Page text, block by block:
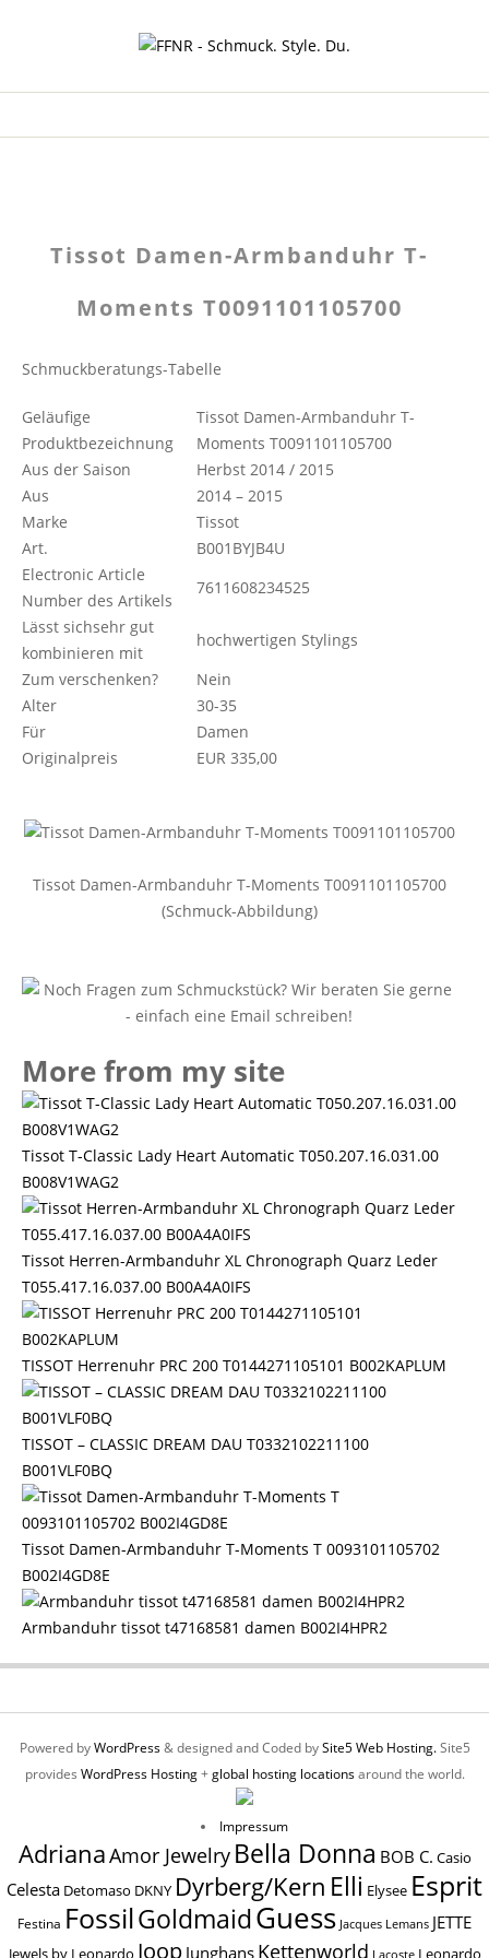
Tissot Damen-Armbanduhr T-
Moments T0091101105700
Schmuckberatungs-Tabelle
Geläufige
Produktbezeichnung
Tissot Damen-Armbanduhr T-
Moments T0091101105700
Aus der Saison
Herbst 2014 / 2015
Aus
2014 – 2015
Marke
Tissot
Art.
B001BYJB4U
Electronic Article
Number des Artikels
7611608234525
Lässt sichsehr gut
kombinieren mit
hochwertigen Stylings
Zum verschenken?
Nein
Alter
30-35
Für
Damen
Originalpreis
EUR 335,00
Tissot Damen-Armbanduhr T-Moments T0091101105700
(Schmuck-Abbildung)
More from my site
Tissot T-Classic Lady Heart Automatic T050.207.16.031.00
B008V1WAG2
Tissot Herren-Armbanduhr XL Chronograph Quarz Leder
T055.417.16.037.00 B00A4A0IFS
TISSOT Herrenuhr PRC 200 T0144271105101 B002KAPLUM
TISSOT – CLASSIC DREAM DAU T0332102211100
B001VLF0BQ
Tissot Damen-Armbanduhr T-Moments T 0093101105702
B002I4GD8E
Armbanduhr tissot t47168581 damen B002I4HPR2
Powered byWordPress& designed and Coded bySite5 Web Hosting.Site5
provides WordPress Hosting+global hosting locationsaround the world.
Impressum
AdrianaAmor Jewelry Bella Donna BOB C. Casio
Celesta Detomaso DKNY Dyrberg/Kern Elli Elysee Esprit
Festina FossilGoldmaidGuess Jacques Lemans JETTE
Jewels by Leonardo Joop Junghans Kettenworld Lacoste Leonardo